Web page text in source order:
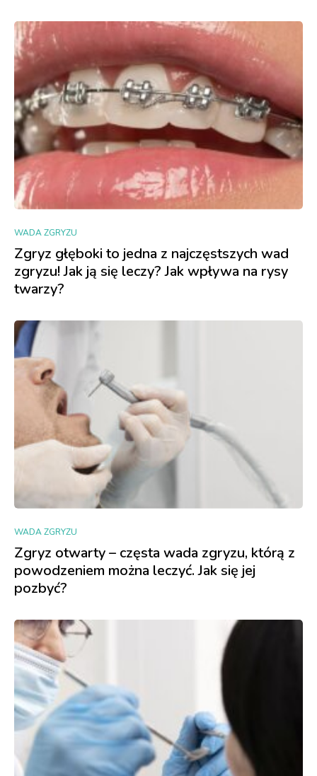
WADA ZGRYZU
Zgryz głęboki to jedna z najczęstszych wad
zgryzu! Jak ją się leczy? Jak wpływa na rysy
twarzy?
WADA ZGRYZU
Zgryz otwarty – częsta wada zgryzu, którą z
powodzeniem można leczyć. Jak się jej
pozbyć?